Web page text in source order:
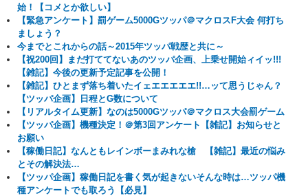
始！【コメとか欲しい】
【緊急アンケート】罰ゲーム5000Gツッパ＠マクロスF大会 何打ち
ましょう？
今までとこれからの話～2015年ツッパ戦歴と共に～
【祝200回】まだ打ててないあのツッパ企画、上乗せ開始ィイッ!!!
【雑記】今後の更新予定記事を公開！
【雑記】ひとまず落ち着いたイェエエエエエ!!…ッて思うじゃん？
【ツッパ企画】日程とG数について
【リアルタイム更新】なのは5000Gツッパ＠マクロス大会罰ゲーム
【ツッパ企画】機種決定！＠第3回アンケート【雑記】お知らせと
お願い
【稼働日記】なんともレインボーまみれな槍 【雑記】最近の悩み
とその解決法…
【ツッパ企画】稼働日記を書く気が起きないそんな時は…ツッパ機
種アンケートでも取ろう【必見】